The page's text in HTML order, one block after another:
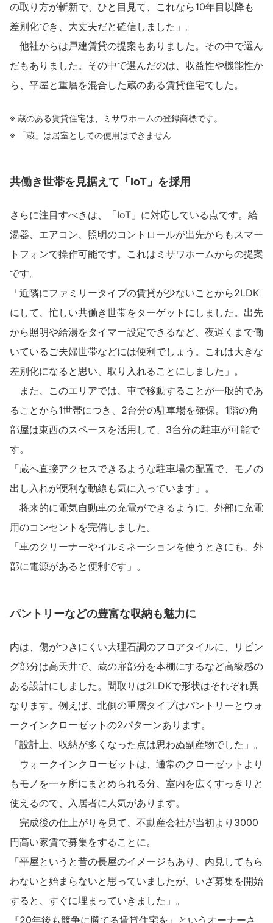
の取り方が斬新で、ひと目見て、これなら10年目以降も
差別化でき、大丈夫だと確信しました」。
他社からは戸建賃貸の提案もありました。その中で選ん
だもありました。その中で選んだのは、収益性や機能性か
ら、平屋と重層を混合した蔵のある賃貸住宅でした。
※ 蔵のある賃貸住宅は、ミサワホームの登録商標です。
※ 「蔵」は居室としての使用はできません
共働き世帯を見据えて「IoT」を採用
さらに注目すべきは、「IoT」に対応している点です。給
湯器、エアコン、照明のコントロールが出先からもスマー
トフォンで操作可能です。これはミサワホームからの提案
です。
「近隣にファミリータイプの賃貸が少ないことから2LDK
にして、忙しい共働き世帯をターゲットにしました。出先
から照明や給湯をタイマー設定できるなど、夜遅くまで働
いているご夫婦世帯などには便利でしょう。これは大きな
差別化になると思い、取り入れることにしました」。
また、このエリアでは、車で移動することが一般的であ
ることから1世帯につき、2台分の駐車場を確保。1階の角
部屋は東西のスペースを活用して、3台分の駐車が可能で
す。
「蔵へ直接アクセスできるような駐車場の配置で、モノの
出し入れが便利な動線も気に入っています」。
将来的に電気自動車の充電ができるように、外部に充電
用のコンセントを完備しました。
「車のクリーナーやイルミネーションを使うときにも、外
部に電源があると便利です」。
パントリーなどの豊富な収納も魅力に
内は、傷がつきにくい大理石調のフロアタイルに、リビン
グ部分は高天井で、蔵の扉部分を本棚にするなど高級感の
ある設計にしました。間取りは2LDKで形状はそれぞれ異
なります。例えば、北側の重層タイプはパントリーとウォ
ークインクローゼットの2パターンあります。
「設計上、収納が多くなった点は思わぬ副産物でした」。
ウォークインクローゼットは、通常のクローゼットより
もモノを一ヶ所にまとめられる分、室内を広くすっきりと
使えるので、入居者に人気があります。
完成後の仕上がりを見て、不動産会社が当初より3000
円高い家賃で募集をすることに。
「平屋というと昔の長屋のイメージもあり、内見してもら
わないと始まらないと思っていましたが、いざ募集を開始
すると、すぐに埋まっていきました」。
『20年後も競争に勝てる賃貸住宅を』というオーナーさ